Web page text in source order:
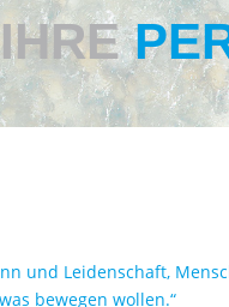
IHRE
und Leidenschaft,
bewegen wollen.“